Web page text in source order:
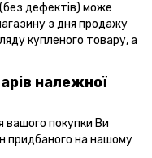
дефектів) може
з дня продажу
купленого товару, а
належної
вашого покупки Ви
придбаного на нашому